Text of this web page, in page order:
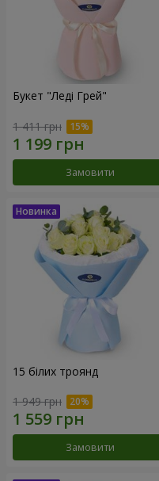
Букет "Леді Грей"
1 411 грн
Замовити
15 білих троянд
1 949 грн
Замовити